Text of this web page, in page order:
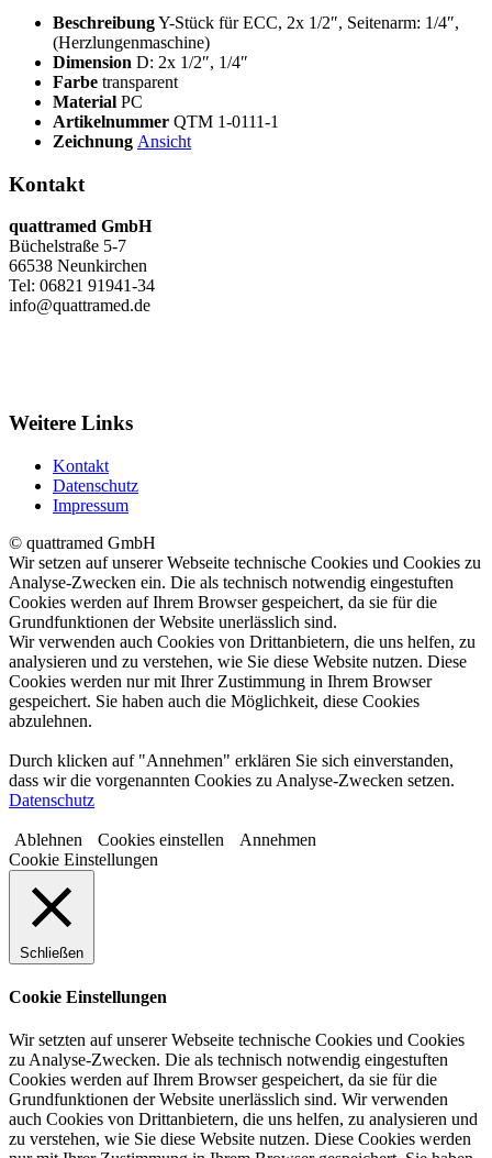
BeschreibungY-Stück für ECC, 2x 1/2″, Seitenarm: 1/4″,
(Herzlungenmaschine)
Dimension D: 2x 1/2″, 1/4″
Farbe transparent
Material PC
Artikelnummer QTM 1-0111-1
Zeichnung Ansicht
Kontakt
quattramed GmbH
Büchelstraße 5-7
66538 Neunkirchen
Tel: 06821 91941-34
info@quattramed.de
Weitere Links
Kontakt
Datenschutz
Impressum
© quattramed GmbH
Wir setzen auf unserer Webseite technische Cookies und Cookies zu
Analyse-Zwecken ein. Die als technisch notwendig eingestuften
Cookies werden auf Ihrem Browser gespeichert, da sie für die
Grundfunktionen der Website unerlässlich sind.
Wir verwenden auch Cookies von Drittanbietern, die uns helfen, zu
analysieren und zu verstehen, wie Sie diese Website nutzen. Diese
Cookies werden nur mit Ihrer Zustimmung in Ihrem Browser
gespeichert. Sie haben auch die Möglichkeit, diese Cookies
abzulehnen.
Durch klicken auf "Annehmen" erklären Sie sich einverstanden,
dass wir die vorgenannten Cookies zu Analyse-Zwecken setzen.
Datenschutz
Ablehnen Cookies einstellen
Annehmen
Cookie Einstellungen
Schließen
Cookie Einstellungen
Wir setzten auf unserer Webseite technische Cookies und Cookies
zu Analyse-Zwecken. Die als technisch notwendig eingestuften
Cookies werden auf Ihrem Browser gespeichert, da sie für die
Grundfunktionen der Website unerlässlich sind. Wir verwenden
auch Cookies von Drittanbietern, die uns helfen, zu analysieren und
zu verstehen, wie Sie diese Website nutzen. Diese Cookies werden